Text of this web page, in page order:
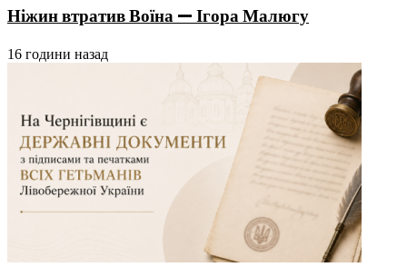
Ніжин втратив Воїна — Ігора Малюгу
16 години назад